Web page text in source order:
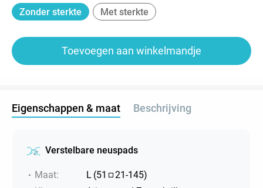
Zonder sterkte
Met sterkte
Toevoegen aan winkelmandje
Eigenschappen & maat Beschrijving
Verstelbare neuspads
Maat: L (51 21-145)